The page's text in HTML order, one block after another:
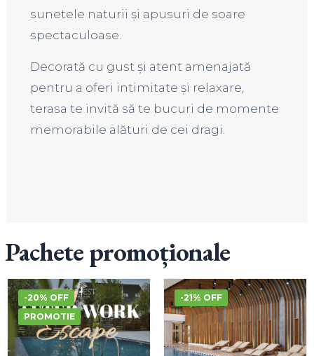
sunetele naturii și apusuri de soare
spectaculoase.
Decorată cu gust și atent amenajată
pentru a oferi intimitate și relaxare,
terasa te invită să te bucuri de momente
memorabile alături de cei dragi.
Pachete promoționale
-20% OFF
PROMOTIE
-21% OFF